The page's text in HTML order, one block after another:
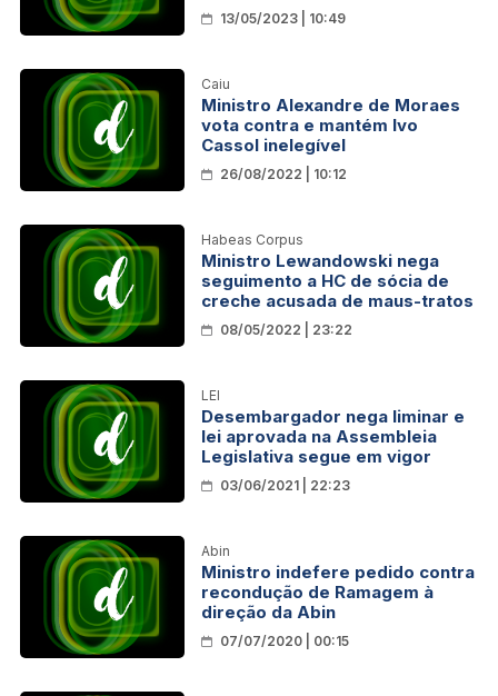
13/05/2023 | 10:49
Caiu
Ministro Alexandre de Moraes
vota contra e mantém Ivo
Cassol inelegível
26/08/2022 | 10:12
Habeas Corpus
Ministro Lewandowski nega
seguimento a HC de sócia de
creche acusada de maus-tratos
08/05/2022 | 23:22
LEI
Desembargador nega liminar e
lei aprovada na Assembleia
Legislativa segue em vigor
03/06/2021 | 22:23
Abin
Ministro indefere pedido contra
recondução de Ramagem à
direção da Abin
07/07/2020 | 00:15